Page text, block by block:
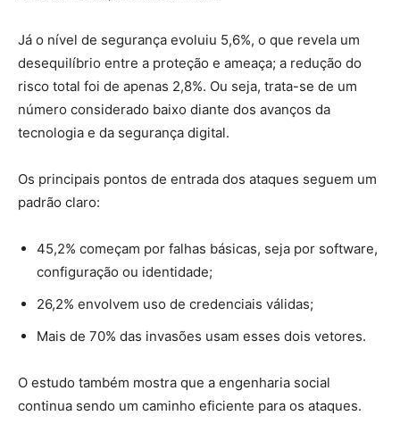
Já o nível de segurança evoluiu 5,6%, o que revela um
desequilíbrio entre a proteção e ameaça; a redução do
risco total foi de apenas 2,8%. Ou seja, trata-se de um
número considerado baixo diante dos avanços da
tecnologia e da segurança digital.
Os principais pontos de entrada dos ataques seguem um
padrão claro:
45,2% começam por falhas básicas, seja por software,
configuração ou identidade;
26,2% envolvem uso de credenciais válidas;
Mais de 70% das invasões usam esses dois vetores.
O estudo também mostra que a engenharia social
continua sendo um caminho eficiente para os ataques.